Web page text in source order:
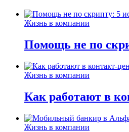
Жизнь в компании
Помощь не по
Жизнь в компании
Как работают в
Жизнь в компании